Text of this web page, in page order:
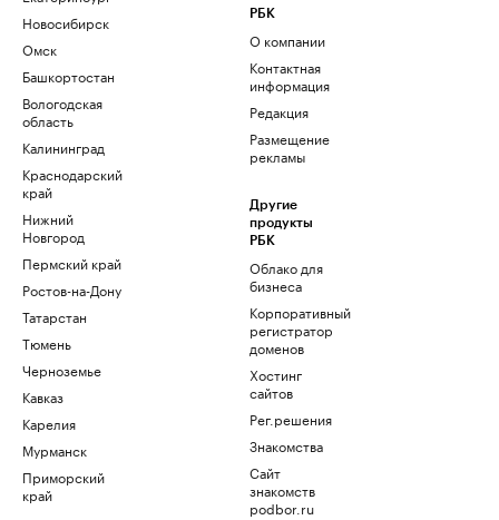
Новосибирск
Омск
Башкортостан
Вологодская
область
Калининград
Краснодарский
край
Нижний
Новгород
Пермский край
Ростов-на-Дону
Татарстан
Тюмень
Черноземье
Кавказ
Карелия
Мурманск
Приморский
край
РБК
О компании
Контактная
информация
Редакция
Размещение
рекламы
Другие
продукты
РБК
Облако для
бизнеса
Корпоративный
регистратор
доменов
Хостинг
сайтов
Рег.решения
Знакомства
Сайт
знакомств
podbor.ru